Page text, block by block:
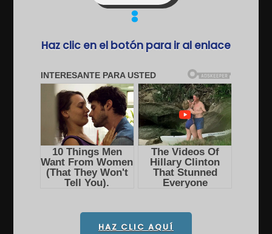
Haz clic en el botón para ir al enlace
HAZ CLIC AQUÍ